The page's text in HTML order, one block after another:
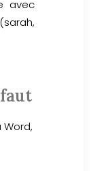
avec